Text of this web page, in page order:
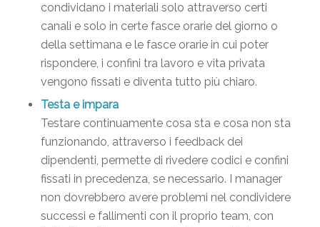
condividano i materiali solo attraverso certi
canali e solo in certe fasce orarie del giorno o
della settimana e le fasce orarie in cui poter
rispondere, i confini tra lavoro e vita privata
vengono fissati e diventa tutto più chiaro.
Testa e impara
Testare continuamente cosa sta e cosa non sta
funzionando, attraverso i feedback dei
dipendenti, permette di rivedere codici e confini
fissati in precedenza, se necessario. I manager
non dovrebbero avere problemi nel condividere
successi e fallimenti con il proprio team, con